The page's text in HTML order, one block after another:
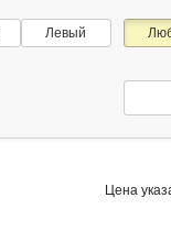
Левый
Цена